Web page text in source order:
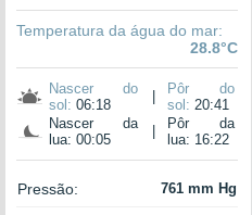
Temperatura da água do mar:
28.8°C
Nascer do
sol: 06:18
Pôr do
sol: 20:41
Nascer da
lua: 00:05
Pôr da
lua: 16:22
Pressão: 761 mm Hg